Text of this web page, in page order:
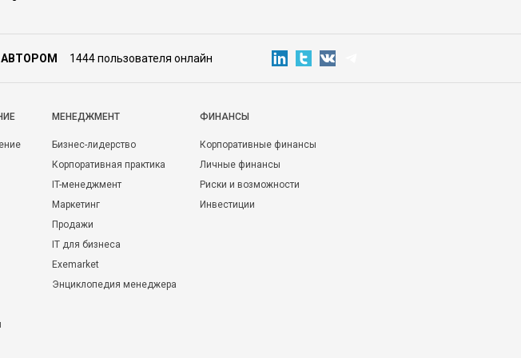
АВТОРОМ 1444 пользователя онлайн
МЕНЕДЖМЕНТ
Бизнес-лидерство
Корпоративная практика
IT-менеджмент
Маркетинг
Продажи
IT для бизнеса
Exemarket
Энциклопедия менеджера
ФИНАНСЫ
Корпоративные финансы
Личные финансы
Риски и возможности
Инвестиции